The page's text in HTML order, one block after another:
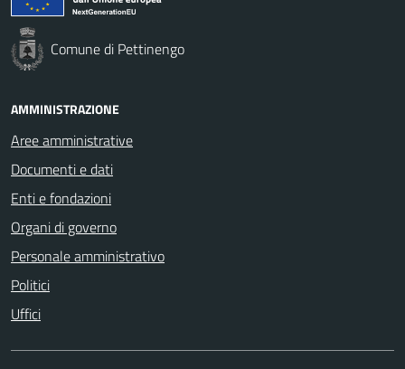
Comune di Pettinengo
AMMINISTRAZIONE
Aree amministrative
Documenti e dati
Enti e fondazioni
Organi di governo
Personale amministrativo
Politici
Uffici